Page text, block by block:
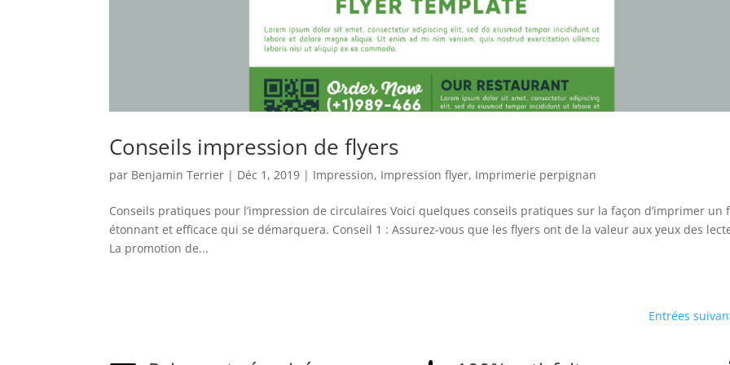
Conseils impression de flyers
par Benjamin Terrier | Déc 1, 2019 | Impression, Impression flyer, Imprimerie perpignan
Conseils pratiques pour l’impression de circulaires Voici quelques conseils pratiques sur la façon d’imprimer un
étonnant et efficace qui se démarquera. Conseil 1 : Assurez-vous que les flyers ont de la valeur aux yeux des
La promotion de...
Entrées